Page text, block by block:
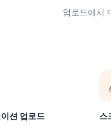
업로드에서
션 업로드 스